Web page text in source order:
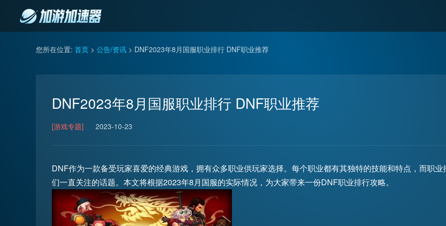
您所在位置: 首页 > 公告/资讯 > DNF2023年8月国服职业排行 DNF职业推荐
DNF2023年8月国服职业排行 DNF职业推荐
[游戏专题] 2023-10-23
DNF作为一款备受玩家喜爱的经典游戏，拥有众多职业供玩家选择。每个职业都有其独特的技能和特点，而职业
们一直关注的话题。本文将根据2023年8月国服的实际情况，为大家带来一份DNF职业排行攻略。